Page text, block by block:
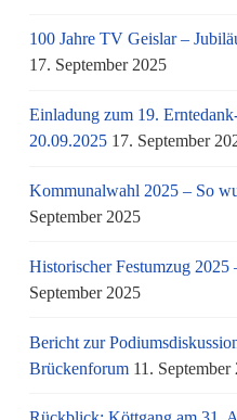
100 Jahre TV Geislar –
17. September 2025
Einladung zum 19.
20.09.2025 17. September
Kommunalwahl 2025 – So
September 2025
Historischer Festumzug 2025
September 2025
Bericht zur
Brückenforum 11. September